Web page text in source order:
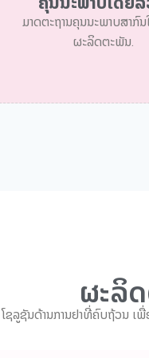
ມາດຕະຖານຄຸນນະພາບສາກົ
ຜະລິດຕະພັນ.
ຜະລິ
ໂຊລູຊັນດ້ານການຢາທີ່ຄົບຖ້ວນ ເ